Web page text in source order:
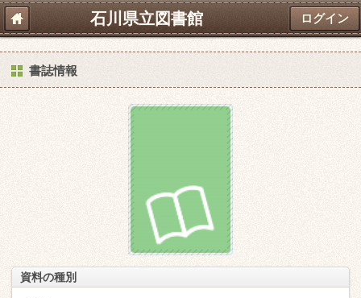
石川県立図書館 ログイン
書誌情報
資料の種別